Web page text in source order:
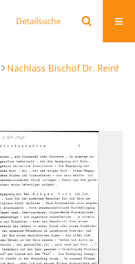
Detailsuche
Nachlass Bischof Dr.